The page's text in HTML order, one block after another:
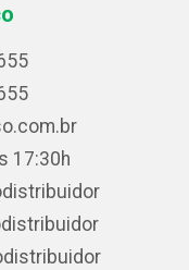
17:30h